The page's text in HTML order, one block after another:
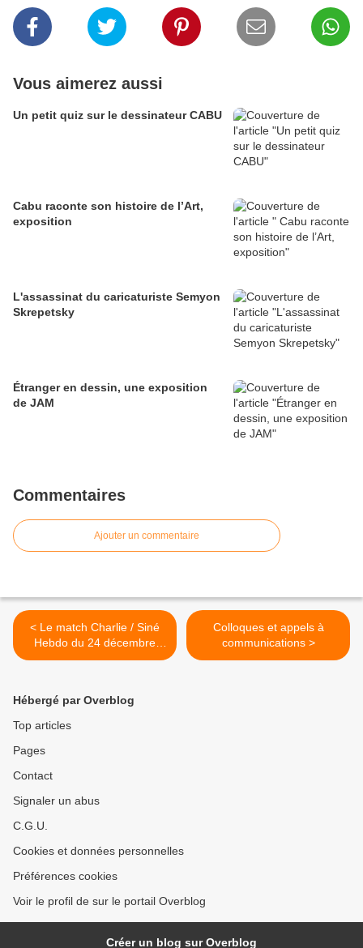
Vous aimerez aussi
Un petit quiz sur le dessinateur CABU
Cabu raconte son histoire de l’Art,
exposition
L'assassinat du caricaturiste Semyon
Skrepetsky
Étranger en dessin, une exposition
de JAM
Commentaires
Ajouter un commentaire
< Le match Charlie / Siné
Hebdo du 24 décembre
2008
Colloques et appels à
communications >
Hébergé par Overblog
Top articles
Pages
Contact
Signaler un abus
C.G.U.
Cookies et données personnelles
Préférences cookies
Voir le profil de sur le portail Overblog
Créer un blog sur Overblog